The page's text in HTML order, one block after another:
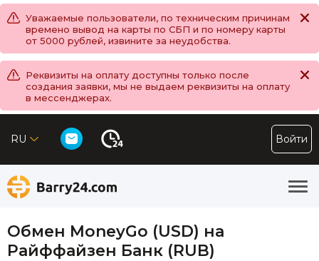
Уважаемые пользователи, по техническим причинам
времено вывод на карты по СБП и по номеру карты
от 5000 рублей, извините за неудобства.
Реквизиты на оплату доступны только после
создания заявки, мы не выдаем реквизиты на оплату
в мессенджерах.
RU Войти
Обмен MoneyGo (USD) на
Райффайзен Банк (RUB)